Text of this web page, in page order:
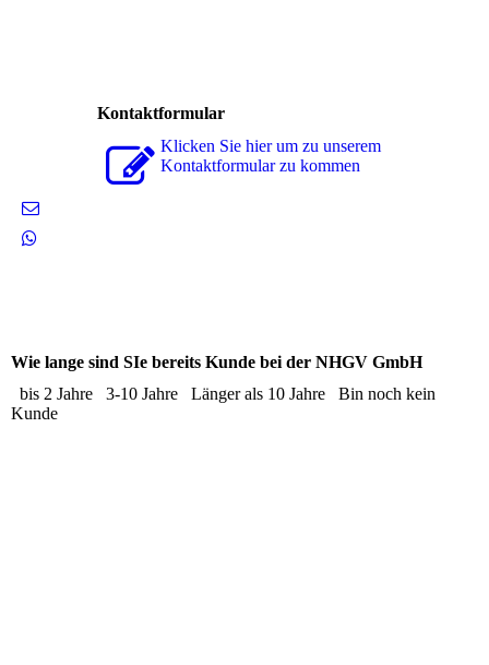
Kontaktformular
Klicken Sie hier um zu unserem
Kon­takt­for­mu­lar zu kommen
Wie lange sind SIe bereits Kunde bei der NHGV GmbH
bis 2 Jahre
3-10 Jahre Länger als 10 Jahre
Bin noch kein
Kunde